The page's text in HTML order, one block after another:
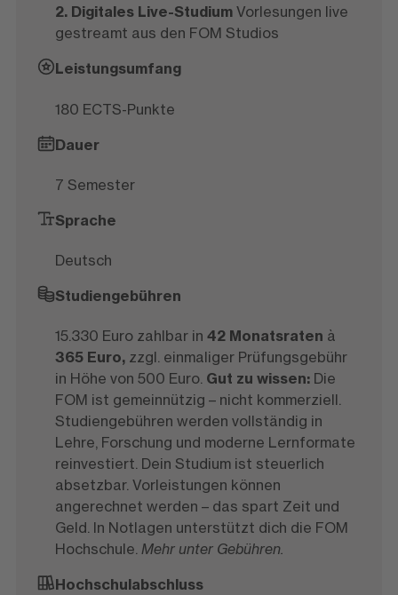
2. Digitales Live-Studium Vorlesungen live
gestreamt aus den FOM Studios
Leistungsumfang
180 ECTS-Punkte
Dauer
7 Semester
Sprache
Deutsch
Studiengebühren
15.330 Euro zahlbar in 42 Monatsraten à
365 Euro, zzgl. einmaliger Prüfungsgebühr
in Höhe von 500 Euro. Gut zu wissen: Die
FOM ist gemeinnützig – nicht kommerziell.
Studiengebühren werden vollständig in
Lehre, Forschung und moderne Lernformate
reinvestiert. Dein Studium ist steuerlich
absetzbar. Vorleistungen können
angerechnet werden – das spart Zeit und
Geld. In Notlagen unterstützt dich die FOM
Hochschule. Mehr unter Gebühren.
Hochschulabschluss